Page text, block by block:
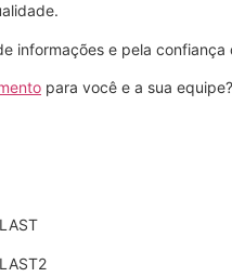
informações e pela
para você e a sua